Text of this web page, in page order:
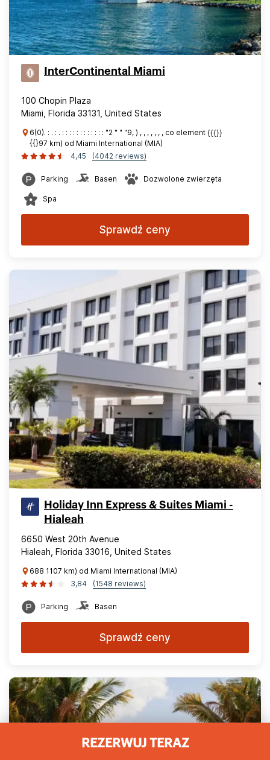
REZERWUJ TERAZ
InterContinental Miami
100 Chopin Plaza
Miami, Florida 33131, United States
6(0). : . : . : : : : : : : : : : : : "2 " " "9, ) , , , , , , , co element {{{}}
{{}97 km) od Miami International (MIA)
4,45
(4042 reviews)
Parking Basen Dozwolone zwierzęta
Spa
Sprawdź ceny
Holiday Inn Express & Suites Miami -
Hialeah
6650 West 20th Avenue
Hialeah, Florida 33016, United States
688 1107 km) od Miami International (MIA)
3,84
(1548 reviews)
Parking Basen
Sprawdź ceny